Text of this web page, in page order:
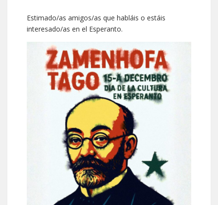
Estimado/as amigos/as que habláis o estáis
interesado/as en el Esperanto.